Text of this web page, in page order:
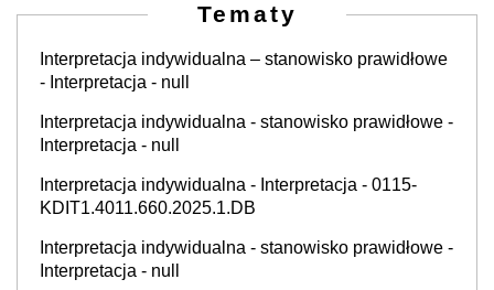
Tematy
Interpretacja indywidualna – stanowisko prawidłowe
- Interpretacja - null
Interpretacja indywidualna - stanowisko prawidłowe -
Interpretacja - null
Interpretacja indywidualna - Interpretacja - 0115-
KDIT1.4011.660.2025.1.DB
Interpretacja indywidualna - stanowisko prawidłowe -
Interpretacja - null